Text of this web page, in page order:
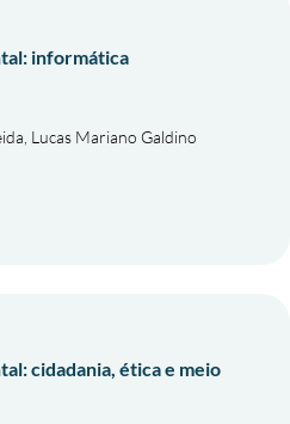
informática
Lucas Mariano Galdino
cidadania, ética e meio